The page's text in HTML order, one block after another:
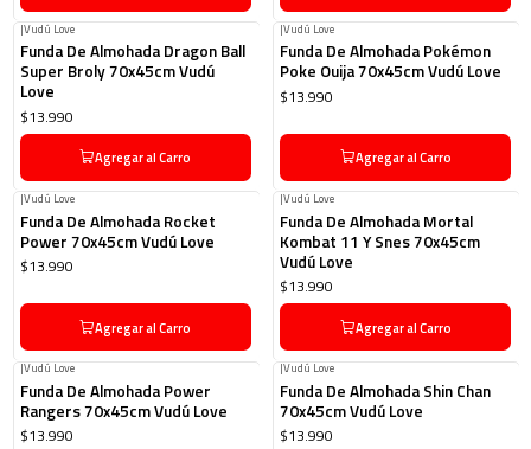
|Vudú Love
Funda De Almohada Dragon Ball
Super Broly 70x45cm Vudú
Love
$13.990
Agregar al Carro
|Vudú Love
Funda De Almohada Pokémon
Poke Ouija 70x45cm Vudú Love
$13.990
Agregar al Carro
|Vudú Love
Funda De Almohada Rocket
Power 70x45cm Vudú Love
$13.990
Agregar al Carro
|Vudú Love
Funda De Almohada Mortal
Kombat 11 Y Snes 70x45cm
Vudú Love
$13.990
Agregar al Carro
|Vudú Love
Funda De Almohada Power
Rangers 70x45cm Vudú Love
$13.990
|Vudú Love
Funda De Almohada Shin Chan
70x45cm Vudú Love
$13.990